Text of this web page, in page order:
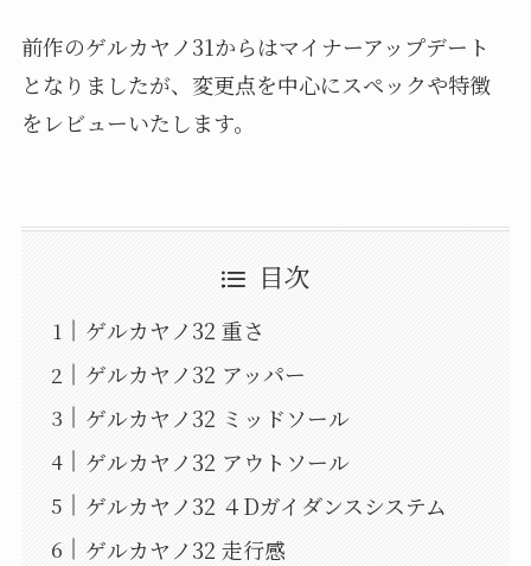
前作のゲルカヤノ31からはマイナーアップデート
となりましたが、変更点を中心にスペックや特徴
をレビューいたします。
目次
ゲルカヤノ32 重さ
ゲルカヤノ32 アッパー
ゲルカヤノ32 ミッドソール
ゲルカヤノ32 アウトソール
ゲルカヤノ32 ４Dガイダンスシステム
ゲルカヤノ32 走行感